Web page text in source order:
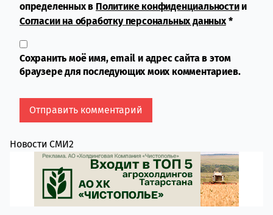
определенных в Политике конфиденциальностии
Согласии на обработку персональных данных*
Сохранить моё имя, email и адрес сайта в этом
браузере для последующих моих комментариев.
Новости СМИ2